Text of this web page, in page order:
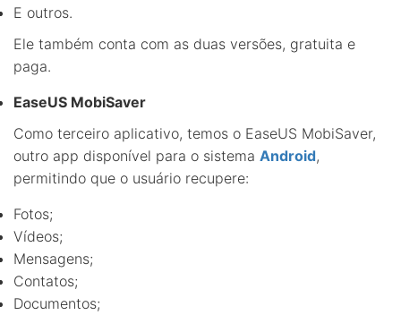
E outros.
Ele também conta com as duas versões, gratuita e
paga.
EaseUS MobiSaver
Como terceiro aplicativo, temos o EaseUS MobiSaver,
outro app disponível para o sistema Android,
permitindo que o usuário recupere:
Fotos;
Vídeos;
Mensagens;
Contatos;
Documentos;